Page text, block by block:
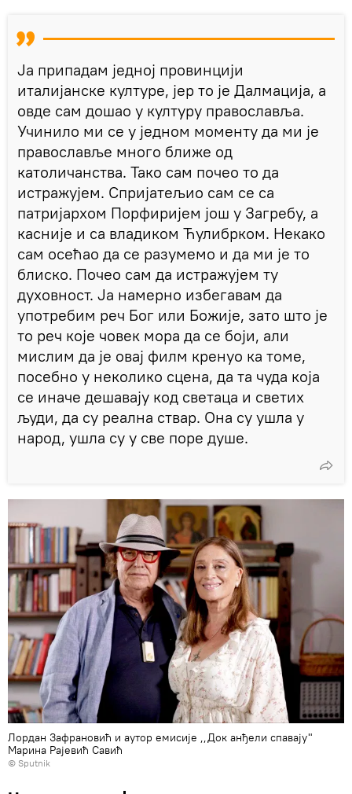
Ја припадам једној провинцији
италијанске културе, јер то је Далмација, а
овде сам дошао у културу православља.
Учинило ми се у једном моменту да ми је
православље много ближе од
католичанства. Тако сам почео то да
истражујем. Спријатељио сам се са
патријархом Порфиријем још у Загребу, а
касније и са владиком Ћулибрком. Некако
сам осећао да се разумемо и да ми је то
блиско. Почео сам да истражујем ту
духовност. Ја намерно избегавам да
употребим реч Бог или Божије, зато што је
то реч које човек мора да се боји, али
мислим да је овај филм кренуо ка томе,
посебно у неколико сцена, да та чуда која
се иначе дешавају код светаца и светих
људи, да су реална ствар. Она су ушла у
народ, ушла су у све поре душе.
Лордан Зафрановић и аутор емисије ,,Док анђели спавају"
Марина Рајевић Савић
© Sputnik